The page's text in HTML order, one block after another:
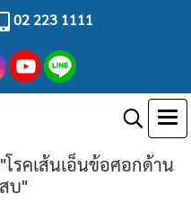
02 223 1111
รคเส้นเอ็นข้อศอกด้าน
บ"